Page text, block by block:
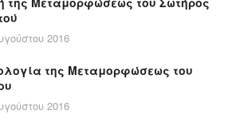
2016
της Μεταμορφώσεως του
2016